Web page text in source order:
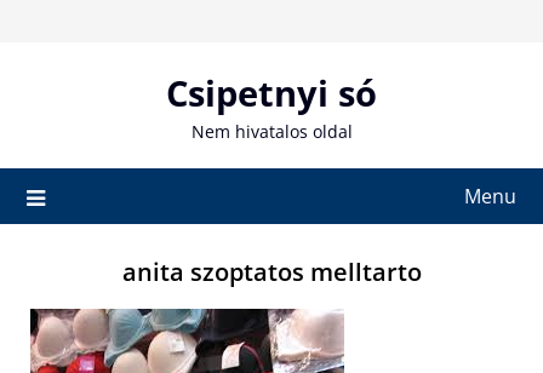
Csipetnyi só
Nem hivatalos oldal
Menu
anita szoptatos melltarto